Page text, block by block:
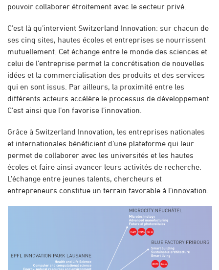
pouvoir collaborer étroitement avec le secteur privé.
C’est là qu’intervient Switzerland Innovation: sur chacun de
ses cinq sites, hautes écoles et entreprises se nourrissent
mutuellement. Cet échange entre le monde des sciences et
celui de l’entreprise permet la concrétisation de nouvelles
idées et la commercialisation des produits et des services
qui en sont issus. Par ailleurs, la proximité entre les
différents acteurs accélère le processus de développement.
C’est ainsi que l’on favorise l’innovation.
Grâce à Switzerland Innovation, les entreprises nationales
et internationales bénéficient d’une plateforme qui leur
permet de collaborer avec les universités et les hautes
écoles et faire ainsi avancer leurs activités de recherche.
L’échange entre jeunes talents, chercheurs et
entrepreneurs constitue un terrain favorable à l’innovation.